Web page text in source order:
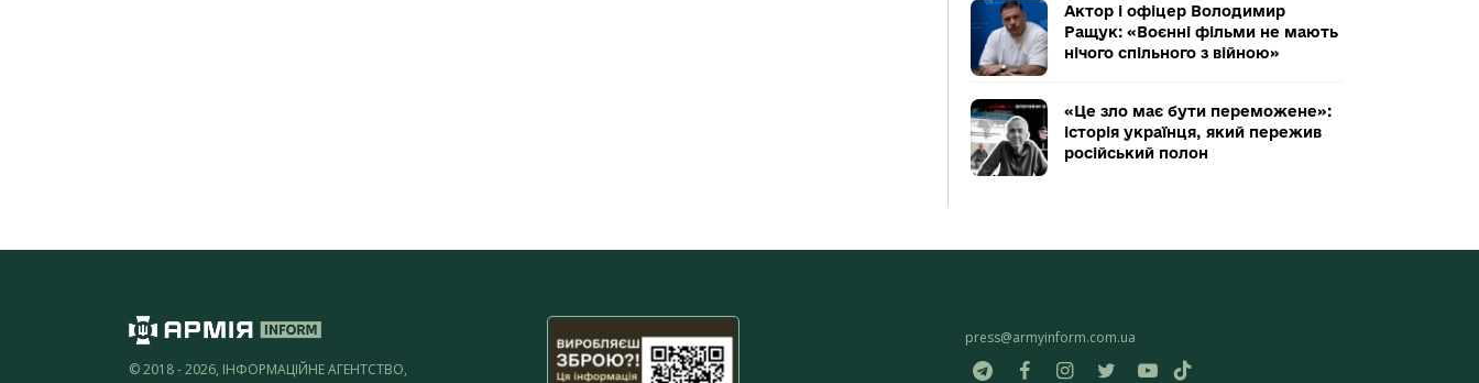
Актор і офіцер Володимир
Ращук: «Воєнні фільми не мають
нічого спільного з війною»
«Це зло має бути переможене»:
історія українця, який пережив
російський полон
© 2018 - 2026, ІНФОРМАЦІЙНЕ АГЕНТСТВО,
press@armyinform.com.ua